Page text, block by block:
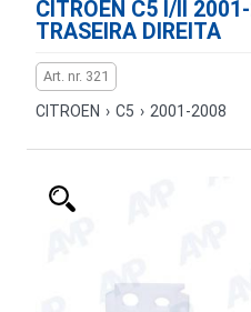
CITROEN C5 I/II
TRASEIRA DIREITA
Art. nr. 321
CITROEN › C5 › 2001-2008